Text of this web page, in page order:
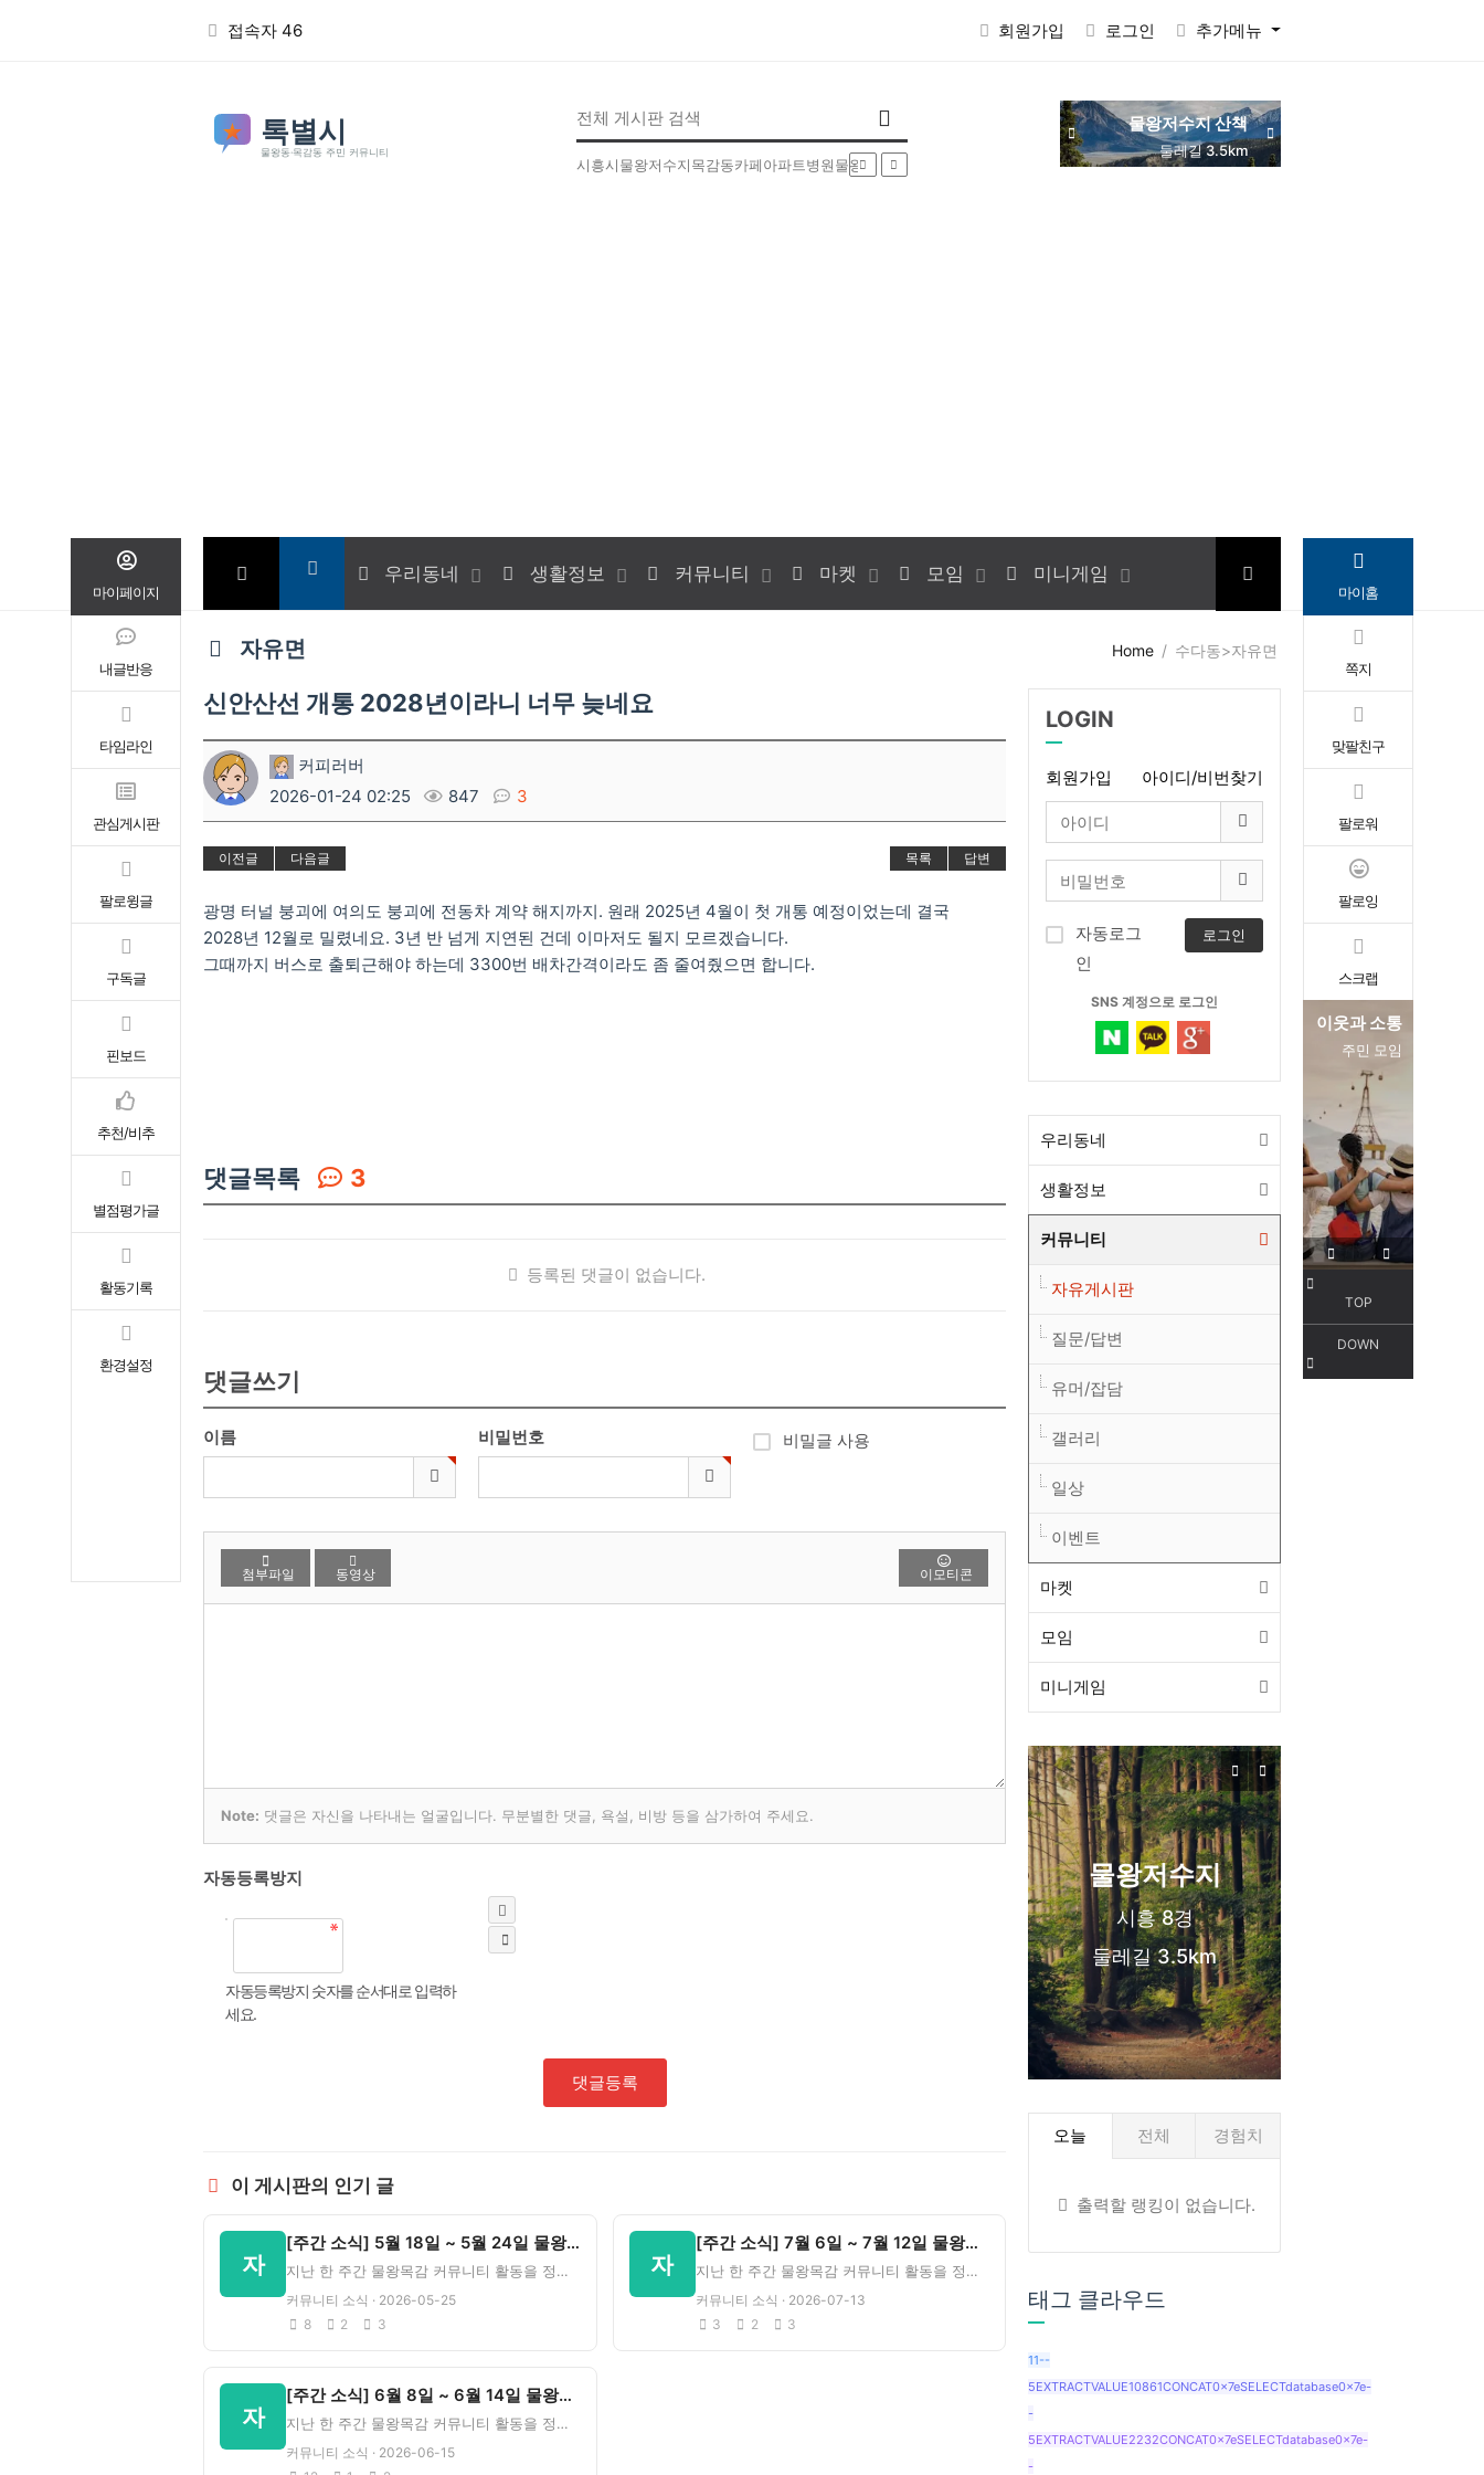
접속자 46
회원가입 로그인 추가메뉴
인기검색어
시흥시물왕저수지목감동카페아파트병원물왕동 부동산 5EXTRACTVALUE6937CONCAT0x7eSELECTELT6937693710x7e-
물왕저수지 산책
둘레길 3.5km
우리동네 생활정보 커뮤니티 마켓 모임 미니게임
자유면 Home 수다동>자유면
마이페이지
내글반응
타임라인
관심게시판
팔로윙글
구독글
핀보드
추천/비추
별점평가글
활동기록
환경설정
마이홈
쪽지
맞팔친구
팔로워
팔로잉
스크랩
이웃과 소통
주민 모임
편리한 교통
서해선
TOP
DOWN
신안산선 개통 2028년이라니 너무 늦네요
커피러버
2026-01-24 02:25
847 3
이전글 다음글 목록 답변
광명 터널 붕괴에 여의도 붕괴에 전동차 계약 해지까지. 원래 2025년 4월이 첫 개통 예정이었는데 결국
2028년 12월로 밀렸네요. 3년 반 넘게 지연된 건데 이마저도 될지 모르겠습니다.
그때까지 버스로 출퇴근해야 하는데 3300번 배차간격이라도 좀 줄여줬으면 합니다.
댓글목록 3
등록된 댓글이 없습니다.
댓글쓰기
이름 비밀번호 비밀글 사용
첨부파일 동영상 이모티콘
Note: 댓글은 자신을 나타내는 얼굴입니다. 무분별한 댓글, 욕설, 비방 등을 삼가하여 주세요.
자동등록방지
자동등록방지 숫자를 순서대로 입력하
세요.
댓글등록
이 게시판의 인기 글
자
[주간 소식] 5월 18일 ~ 5월 24일 물왕목감 커뮤니티
지난 한 주간 물왕목감 커뮤니티 활동을 정리했습니다.주간 통계방문수7,926회신규 회원1명새 게시글1건새 댓
커뮤니티 소식 · 2026-05-25
8
2 3
자
[주간 소식] 7월 6일 ~ 7월 12일 물왕목감 커뮤니티
지난 한 주간 물왕목감 커뮤니티 활동을 정리했습니다.주간 통계방문수42,846회신규 회원0명새 게시글1건새
커뮤니티 소식 · 2026-07-13
3
2 3
자
[주간 소식] 6월 8일 ~ 6월 14일 물왕목감 커뮤니티
지난 한 주간 물왕목감 커뮤니티 활동을 정리했습니다.주간 통계방문수7,719회신규 회원0명새 게시글1건새 댓
커뮤니티 소식 · 2026-06-15
LOGIN
회원가입 아이디/비번찾기
자동로그
인
로그인
SNS 계정으로 로그인
우리동네
생활정보
커뮤니티
자유게시판
질문/답변
유머/잡담
갤러리
일상
이벤트
마켓
모임
미니게임
물왕저수지
시흥 8경
둘레길 3.5km
오늘 전체 경험치
출력할 랭킹이 없습니다.
태그 클라우드
11--
5EXTRACTVALUE10861CONCAT0x7eSELECTdatabase0x7e-
-
5EXTRACTVALUE2232CONCAT0x7eSELECTdatabase0x7e-
-